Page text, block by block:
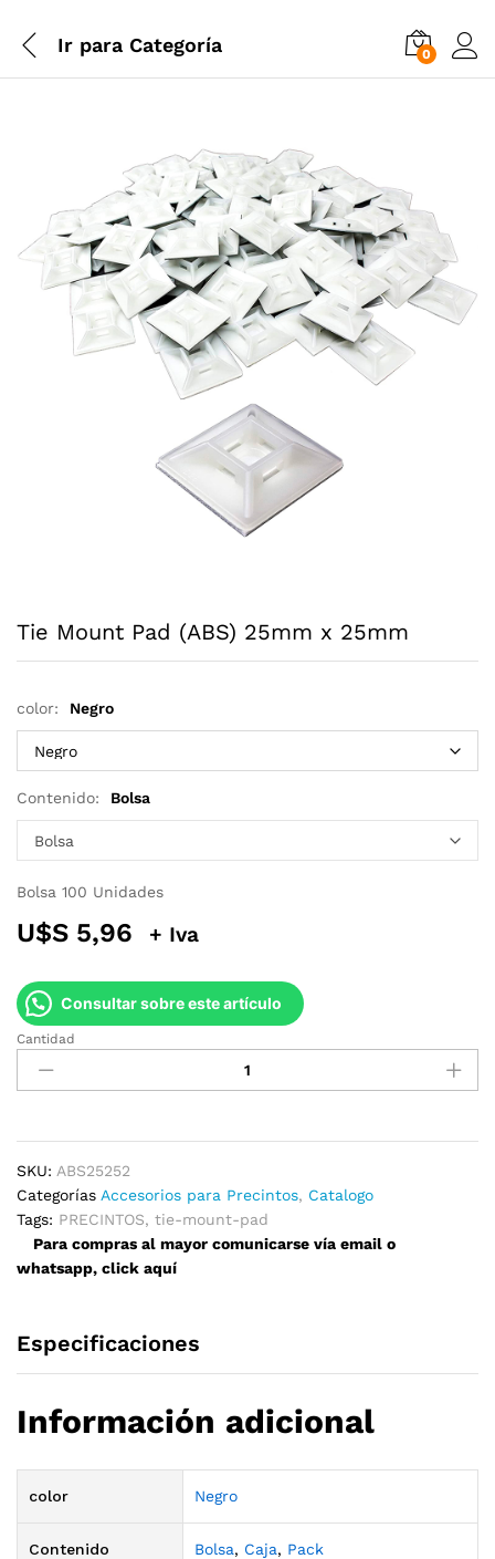
Ir para Categoría 0
Tie Mount Pad (ABS) 25mm x 25mm
color: Negro
Contenido: Bolsa
Bolsa 100 Unidades
U$S 5,96 + Iva
Consultar sobre este artículo
Tie
Mount
Pad
25mm
x
25mm
quantity
Cantidad
SKU: ABS25252
Categorías Accesorios para Precintos, Catalogo
Tags: PRECINTOS, tie-mount-pad
Para compras al mayor comunicarse vía email o
whatsapp, click aquí
Especificaciones
Información adicional
color Negro
Contenido Bolsa, Caja, Pack